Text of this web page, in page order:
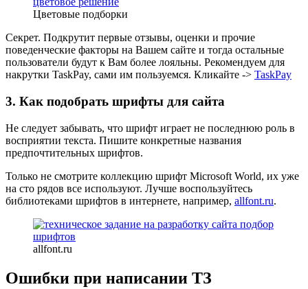
Цветовые подборки
Секрет. Подкрутит первые отзывы, оценки и прочие
поведенческие факторы на Вашем сайте и тогда остальные
пользователи будут к Вам более лояльны. Рекомендуем для
накрутки TaskPay, сами им пользуемся. Кликайте -> TaskPay
3. Как подобрать шрифты для сайта
Не следует забывать, что шрифт играет не последнюю роль в
восприятии текста. Пишите конкретные названия
предпочтительных шрифтов.
Только не смотрите коллекцию шрифт Microsoft World, их уже
на сто рядов все используют. Лучше воспользуйтесь
библиотеками шрифтов в интернете, например, allfont.ru.
allfont.ru
Ошибки при написании ТЗ